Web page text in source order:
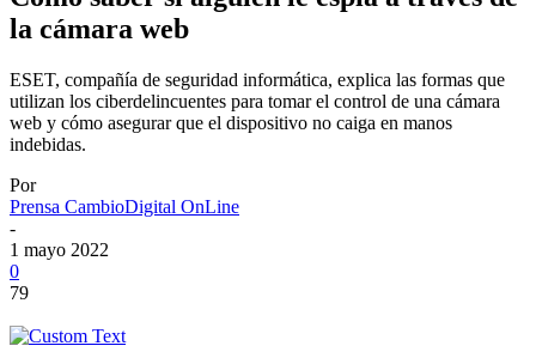
la cámara web
ESET, compañía de seguridad informática, explica las formas que
utilizan los ciberdelincuentes para tomar el control de una cámara
web y cómo asegurar que el dispositivo no caiga en manos
indebidas.
Por
Prensa CambioDigital OnLine
-
1 mayo 2022
0
79